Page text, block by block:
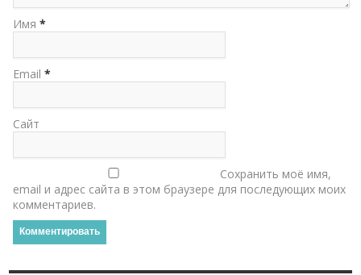
Имя *
Email *
Сайт
Сохранить моё имя,
email и адрес сайта в этом браузере для последующих моих
комментариев.